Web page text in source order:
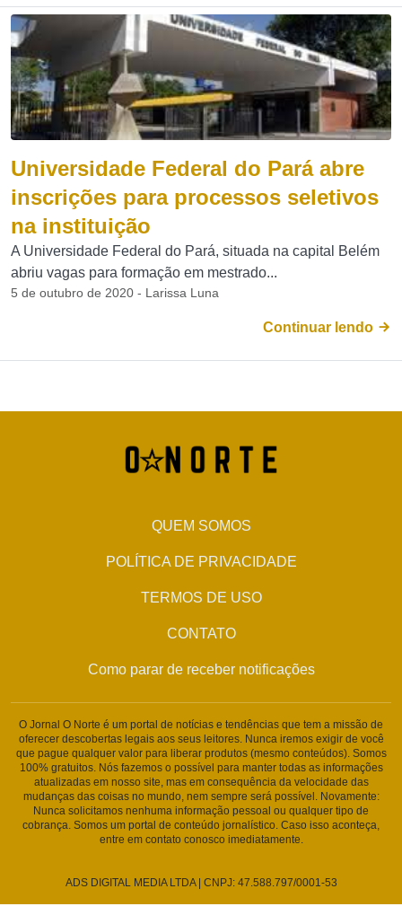
Universidade Federal do Pará abre
inscrições para processos seletivos
na instituição
A Universidade Federal do Pará, situada na capital Belém
abriu vagas para formação em mestrado...
5 de outubro de 2020 - Larissa Luna
Continuar lendo
QUEM SOMOS
POLÍTICA DE PRIVACIDADE
TERMOS DE USO
CONTATO
Como parar de receber notificações
O Jornal O Norte é um portal de notícias e tendências que tem a missão de
oferecer descobertas legais aos seus leitores. Nunca iremos exigir de você
que pague qualquer valor para liberar produtos (mesmo conteúdos). Somos
100% gratuitos. Nós fazemos o possível para manter todas as informações
atualizadas em nosso site, mas em consequência da velocidade das
mudanças das coisas no mundo, nem sempre será possível. Novamente:
Nunca solicitamos nenhuma informação pessoal ou qualquer tipo de
cobrança. Somos um portal de conteúdo jornalístico. Caso isso aconteça,
entre em contato conosco imediatamente.
ADS DIGITAL MEDIA LTDA | CNPJ: 47.588.797/0001-53